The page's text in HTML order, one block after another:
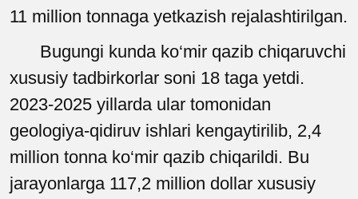
11 million tonnaga yetkazish rejalashtirilgan.
Bugungi kunda ko‘mir qazib chiqaruvchi
xususiy tadbirkorlar soni 18 taga yetdi.
2023-2025 yillarda ular tomonidan
geologiya-qidiruv ishlari kengaytirilib, 2,4
million tonna ko‘mir qazib chiqarildi. Bu
jarayonlarga 117,2 million dollar xususiy